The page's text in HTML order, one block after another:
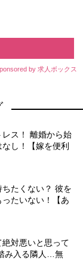
by 求人ボックス
ス！ 離婚から始
し！【嫁を便利
たくない？ 彼を
たいない！【あ
絶対悪いと思って
み入る隣人…無